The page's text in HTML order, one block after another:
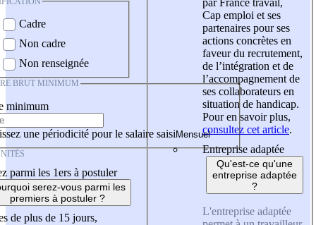
Cadre
Non cadre
Non renseignée
BRUT MINIMUM
minimum
une périodicité pour le salaire saisi
parmi les 1ers à postuler
serez-vous parmi les
premiers à postuler ?
de plus de 15 jours,
Cap emploi et ses
partenaires pour ses
actions concrètes en
faveur du recrutement,
de l’intégration et de
l’accompagnement de
ses collaborateurs en
situation de handicap.
Pour en savoir plus,
consultez cet article.
Entreprise adaptée
Qu'est-ce qu'une
entreprise adaptée
?
L'entreprise adaptée